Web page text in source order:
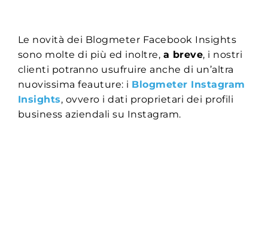
Le novità dei Blogmeter Facebook Insights
sono molte di più ed inoltre, a breve, i nostri
clienti potranno usufruire anche di un’altra
nuovissima feauture: i Blogmeter Instagram
Insights, ovvero i dati proprietari dei profili
business aziendali su Instagram.